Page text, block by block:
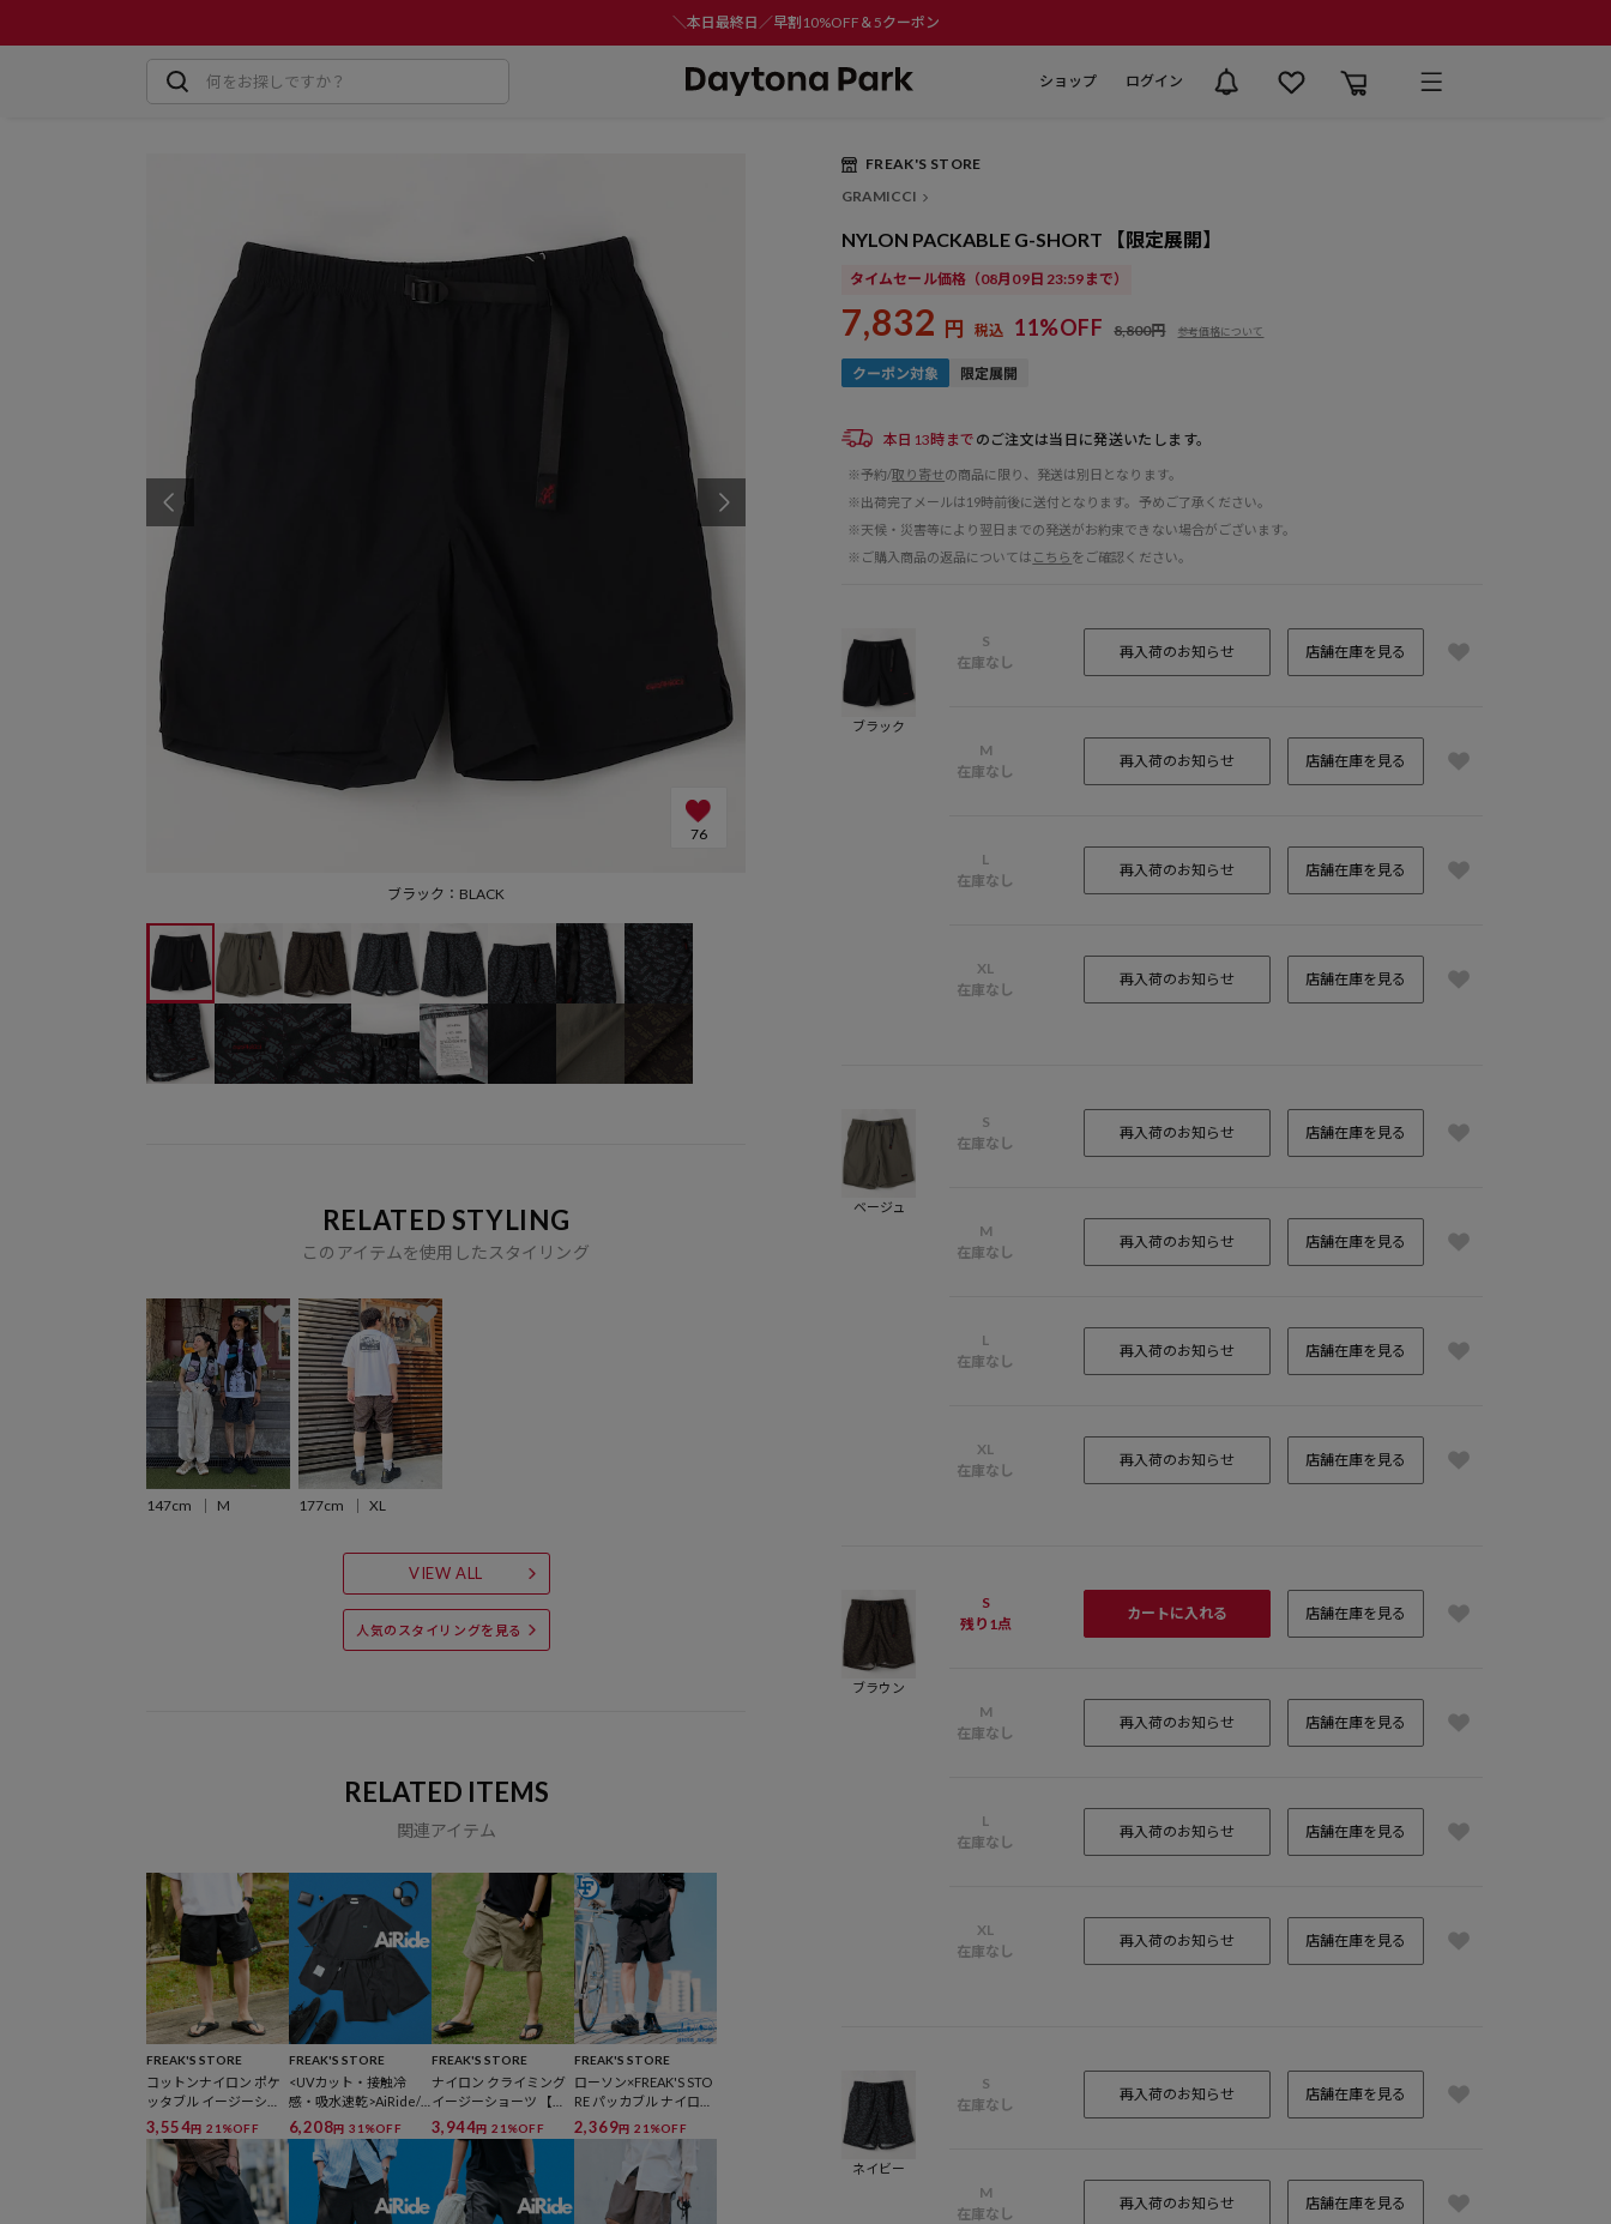
＼本日最終日／早割10%OFF＆5クーポン
ショップ ログイン
ブラック：BLACK ベージュ：GRANITE
76
RELATED STYLING
このアイテムを使用したスタイリング
147cm M 177cm XL
VIEW ALL
人気のスタイリングを見る
RELATED ITEMS
関連アイテム
FREAK'S STORE
コットンナイロン ポケ
ッタブル イージーショ
ーツ 【限定展開】
3,554円 21%OFF
FREAK'S STORE
<UVカット・接触冷
感・吸水速乾>AiRide/
エアライド パッカブル
セットアップ / クルーネ
ックプルオーバー / ショ
ーツ 【限定展開】
6,208円 31%OFF
FREAK'S STORE
ナイロン クライミング
イージーショーツ 【限
定展開】
3,944円 21%OFF
FREAK'S STORE
ローソン×FREAK'S STO
RE パッカブル ナイロン
アクティブ ショーツ /
ローソンフリーク
2,369円 21%OFF
FREAK'S STORE
GRAMICCI
NYLON PACKABLE G-SHORT 【限定展開】
タイムセール価格（08月09日 23:59まで）
7,832 円 税込 11%OFF 8,800円 参考価格について
本日13時まで のご注文は当日に発送いたします。
※予約/取り寄せの商品に限り、発送は別日となります。
※出荷完了メールは19時前後に送付となります。予めご了承ください。
※天候・災害等により翌日までの発送がお約束できない場合がございます。
※ご購入商品の返品については こちら をご確認ください。
ブラック
S
在庫なし
再入荷のお知らせ 店舗在庫を見る
M
在庫なし
再入荷のお知らせ 店舗在庫を見る
L
在庫なし
再入荷のお知らせ 店舗在庫を見る
XL
在庫なし
再入荷のお知らせ 店舗在庫を見る
ベージュ
S
在庫なし
再入荷のお知らせ 店舗在庫を見る
M
在庫なし
再入荷のお知らせ 店舗在庫を見る
L
在庫なし
再入荷のお知らせ 店舗在庫を見る
XL
在庫なし
再入荷のお知らせ 店舗在庫を見る
ブラウン
S
残り1点
カートに入れる 店舗在庫を見る
M
在庫なし
再入荷のお知らせ 店舗在庫を見る
L
在庫なし
再入荷のお知らせ 店舗在庫を見る
XL
在庫なし
再入荷のお知らせ 店舗在庫を見る
ネイビー
S
在庫なし
再入荷のお知らせ 店舗在庫を見る
M
在庫なし
再入荷のお知らせ 店舗在庫を見る